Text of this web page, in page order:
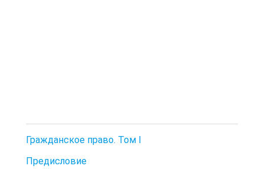
Гражданское право. Том I
Предисловие